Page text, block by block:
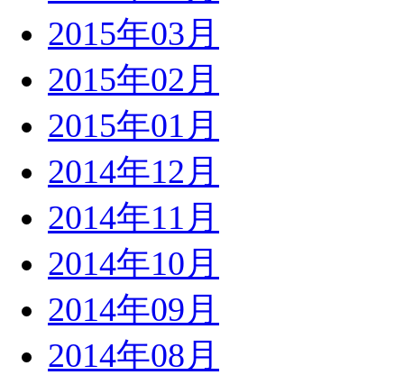
2015年03月
2015年02月
2015年01月
2014年12月
2014年11月
2014年10月
2014年09月
2014年08月